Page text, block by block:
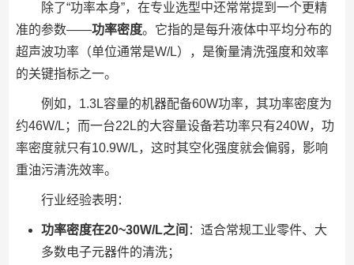
除了“功率本身”，在专业选型中还常常提到一个更精
准的参数——功率密度。它指的是每升液体中平均分布的
超声波功率（单位通常是W/L），是衡量清洗强度和效率
的关键指标之一。
例如，1.3L容量的机器配备60W功率，其功率密度为
约46W/L；而一台22L的大容量设备若功率只有240W，功
率密度就只有10.9W/L，这时其空化强度就会偏弱，影响
重油污清洗效率。
行业经验表明：
功率密度在20~30W/L之间 ：适合常规工业零件、大
多数电子元器件的清洗；